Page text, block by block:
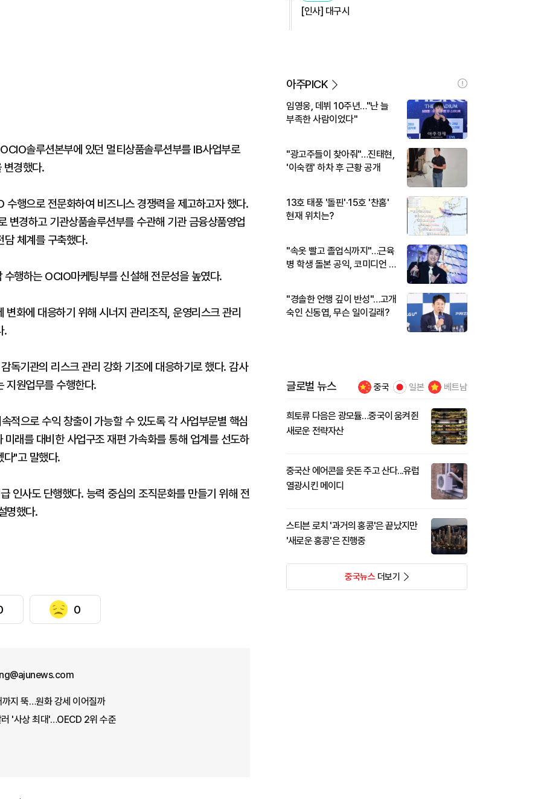
솔루션본부에 있던 멀티상품솔루션부를 IB사업부로
변경했다.
행으로 전문화하여 비즈니스 경쟁력을 제고하고자 했다.
변경하고 기관상품솔루션부를 수관해 기관 금융상품영업
체계를 구축했다.
행하는 OCIO마케팅부를 신설해 전문성을 높였다.
화에 대응하기 위해 시너지 관리조직, 운영리스크 관리
.
독기관의 리스크 관리 강화 기조에 대응하기로 했다. 감사
지원업무를 수행한다.
적으로 수익 창출이 가능할 수 있도록 각 사업부문별 핵심
래를 대비한 사업구조 재편 가속화를 통해 업계를 선도하
다"고 말했다.
인사도 단행했다. 능력 중심의 조직문화를 만들기 위해 전
명했다.
0
지 뚝…원화 강세 이어질까
'사상 최대'…OECD 2위 수준
[인사] 대구시
아주PICK
임영웅, 데뷔 10주년…"난 늘
부족한 사람이었다"
"광고주들이 찾아줘"…진태현,
'이숙캠' 하차 후 근황 공개
13호 태풍 '돌핀'·15호 '찬홈'
현재 위치는?
"속옷 빨고 졸업식까지"…근육
병 학생 돌본 공익, 코미디언 김
"경솔한 언행 깊이 반성"…고개
숙인 신동엽, 무슨 일이길래?
글로벌 뉴스 중국 일본 베트남
희토류 다음은 광모듈…중국이 움켜쥔
새로운 전략자산
중국산 에어콘을 웃돈 주고 산다...유럽
열광시킨 메이디
스티븐 로치 '과거의 홍콩'은 끝났지만
'새로운 홍콩'은 진행중
중국뉴스더보기